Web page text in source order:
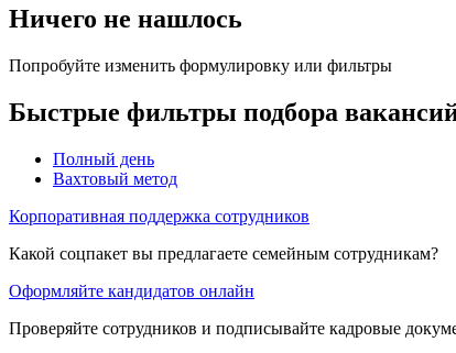
Ничего не нашлось
Попробуйте изменить формулировку или фильтры
Быстрые фильтры подбора
Полный день
Вахтовый метод
Корпоративная поддержка сотрудников
Какой соцпакет вы предлагаете семейным сотрудникам?
Оформляйте кандидатов онлайн
Проверяйте сотрудников и подписывайте кадровые